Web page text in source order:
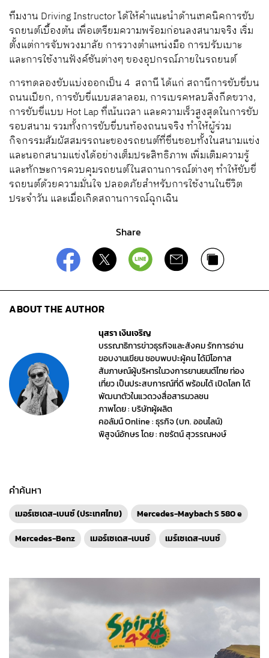
ทีมงาน Driving Instructor ได้ให้คำแนะนำด้านเทคนิคการขับ
รถยนต์เบื้องต้น เพื่อเตรียมความพร้อมก่อนลงสนามจริง เริ่ม
ตั้งแต่การจับพวงมาลัย การวางตำแหน่งมือ การปรับเบาะ
และการใช้งานฟังค์ชันต่างๆ ของอุปกรณ์ภายในรถยนต์
การทดลองขับแบ่งออกเป็น 4 สถานี ได้แก่ สถานีการขับขี่บน
ถนนเปียก, การขับขี่แบบสลาลอม, การเบรคหลบสิ่งกีดขวาง,
การขับขี่แบบ Hot Lap ที่เน้นเวลา และความเร็วสูงสุดในการขับ
รอบสนาม รวมทั้งการขับขี่บนท้องถนนจริง ทำให้ผู้ร่วม
กิจกรรมสัมผัสสมรรถนะของรถยนต์ที่ชื่นชอบทั้งในสนามแข่ง
และนอกสนามแข่งได้อย่างเต็มประสิทธิภาพ เพิ่มเติมความรู้
และทักษะการควบคุมรถยนต์ในสถานการณ์ต่างๆ ทำให้ขับขี่
รถยนต์ด้วยความมั่นใจ ปลอดภัยสำหรับการใช้งานในชีวิต
ประจำวัน และเมื่อเกิดสถานการณ์ฉุกเฉิน
Share
ABOUT THE AUTHOR
นุสรา เงินเจริญ
บรรณาธิการข่าวธุรกิจและสังคม รักการอ่าน
ขอบงานเขียน ชอบพบปะผู้คน ได้มีโอกาส
สัมภาษณ์ผู้บริหารในวงการยานยนต์ไทย ท่อง
เที่ยว เป็นประสบการณ์ที่ดี พร้อมได้ เปิดโลก ได้
พัฒนาตัวในแวดวงสื่อสารมวลชน
ภาพโดย : บริษัทผู้ผลิต
คอลัมน์ Online : ธุรกิจ (บก. ออนไลน์)
พิสูจน์อักษร โดย : กชรัตน์ สุวรรณหงษ์
คำค้นหา
เมอร์เซเดส-เบนซ์ (ประเทศไทย)
Mercedes-Maybach S 580 e
Mercedes-Benz
เมอร์เซเดส-เบนซ์ เมร์เซเดส-เบนซ์